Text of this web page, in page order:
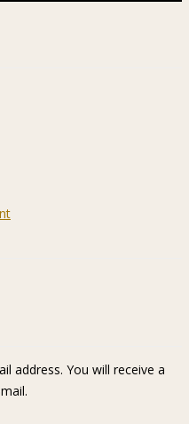
address. You will receive a